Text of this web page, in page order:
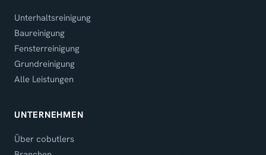
Unterhaltsreinigung
Baureinigung
Fensterreinigung
Grundreinigung
Alle Leistungen
UNTERNEHMEN
Über cobutlers